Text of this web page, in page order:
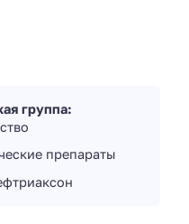
группа:
препараты